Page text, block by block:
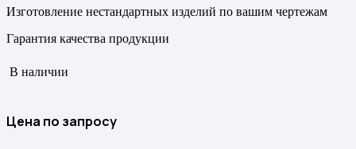
Изготовление нестандартных изделий по вашим чертежам
Гарантия качества продукции
В наличии
Цена по запросу